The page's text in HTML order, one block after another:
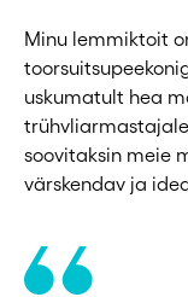
Minu lemmiktoit
uskumatult hea
soovitaksin meie
värskendav ja